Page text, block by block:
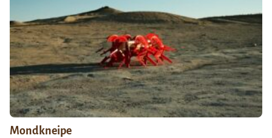
Mondkneipe